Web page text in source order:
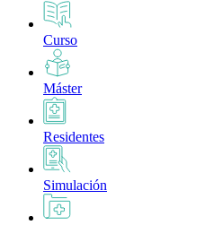
Curso
Máster
Residentes
Simulación